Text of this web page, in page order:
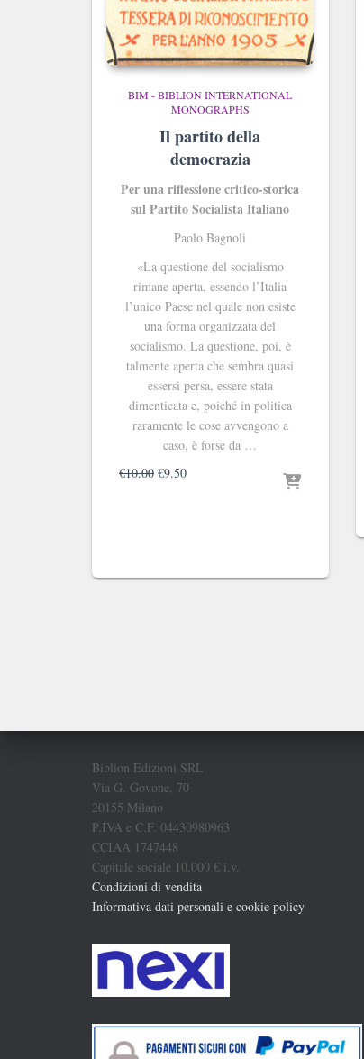
BIM - BIBLION INTERNATIONAL
MONOGRAPHS
Il partito della
democrazia
Per una riflessione critico-storica
sul Partito Socialista Italiano
Paolo Bagnoli
«La questione del socialismo
rimane aperta, essendo l’Italia
l’unico Paese nel quale non esiste
una forma organizzata del
socialismo. La questione, poi, è
talmente aperta che sembra quasi
essersi persa, essere stata
dimenticata e, poiché in politica
raramente le cose avvengono a
caso, è forse da …
€10.00 Il
€9.50Il
Biblion Edizioni SRL
Via G. Govone, 70
20155 Milano
P.IVA e C.F. 04430980963
CCIAA 1747448
Capitale sociale 10.000 € i.v.
Condizioni di vendita
Informativa dati personali e cookie policy